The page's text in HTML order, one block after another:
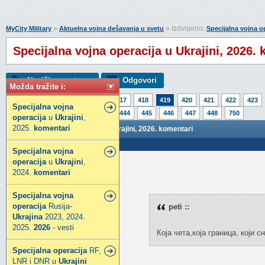
Možda tražite i:
Specijalna vojna
operacijau Ukrajini,
2025. komentari
Specijalna vojna
operacijau Ukrajini,
2024. komentari
Specijalna vojna
operacijaRusija-
Ukrajina2023, 2024.
2025. 2026 - vesti
Specijalna operacijaRF,
LNR i DNR u Ukrajini
MyCity Military » Aktuelna vojna dešavanja u svetu » Izdvojeno: Specijalna vojna
Specijalna vojna operacija u Ukrajini, 2026.
Napiši novu temu Odgovori
417 418 419 420 421 422
423
439
440 441 442 443 444 445 446 447 448 750
Specijalna vojna operacija u Ukrajini, 2026. komentari
JOntra
Pridružio:19 Jan 2015
Poruke:1400 peti ::
Која чета,која граница, који